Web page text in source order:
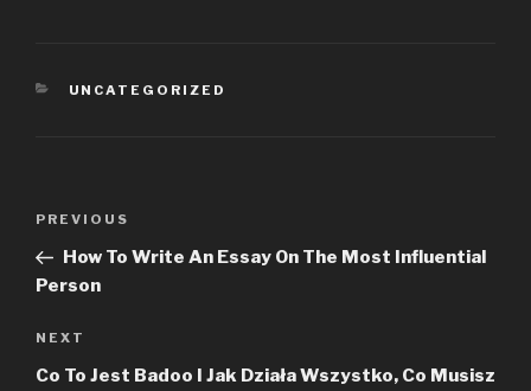
CATEGORIES
UNCATEGORIZED
Post
Previous
Post
PREVIOUS
How To Write An Essay On The Most Influential
Person
Next
Post
NEXT
Co To Jest Badoo I Jak Działa Wszystko, Co Musisz